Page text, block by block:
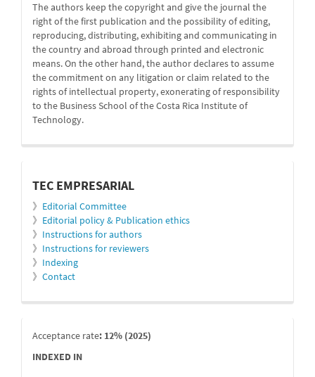
The authors keep the copyright and give the journal the
right of the first publication and the possibility of editing,
reproducing, distributing, exhibiting and communicating in
the country and abroad through printed and electronic
means. On the other hand, the author declares to assume
the commitment on any litigation or claim related to the
rights of intellectual property, exonerating of responsibility
to the Business School of the Costa Rica Institute of
Technology.
informacion
TEC EMPRESARIAL
》 Editorial Committee
》 Editorial policy & Publication ethics
》 Instructions for authors
》 Instructions for reviewers
》 Indexing
》 Contact
indexada
Acceptance rate: 12% (2025)
INDEXED IN